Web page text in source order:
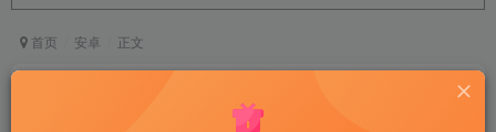
首页 安卓 正文